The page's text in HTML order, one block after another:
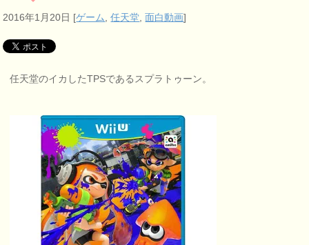
2016年1月20日 [ゲーム ,任天堂 ,面白動画]
任天堂のイカしたTPSであるスプラトゥーン。